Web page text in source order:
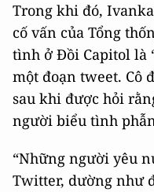
Trong khi đó,
cố vấn của Tổng
tình ở Đồi Capitol là
một đoạn tweet. Cô
sau khi được hỏi
người biểu tình
“Những người yêu
Twitter, dường như